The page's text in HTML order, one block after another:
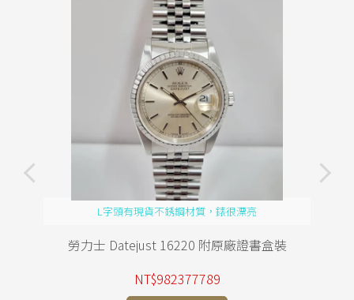
L字頭有現貨不銹鋼材質，錶很漂亮
勞力士 Datejust 16220 附原廠證書盒裝
NT$982377789